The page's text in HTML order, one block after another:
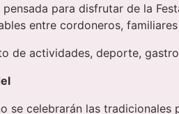
pensada para disfrutar de la
entre cordoneros,
de actividades, deporte,
se celebrarán las tradicionales